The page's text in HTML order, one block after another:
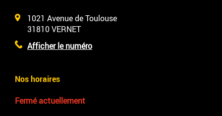
1021 Avenue de Toulouse
31810VERNET
Afficher le numéro
Nos horaires
Fermé actuellement